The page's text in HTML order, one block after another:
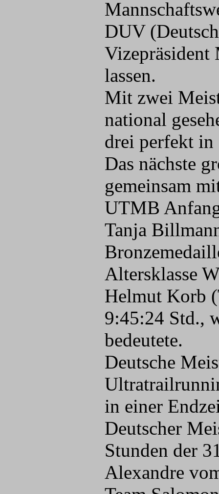
DUV
Vizepräsident
lassen.
Mit zwei
national
drei perfekt in
Das nächste
gemeinsam
UTMB
Tanja
Altersklasse
Helmut Korb
9:45:24 Std.,
bedeutete.
Deutsche
in einer
Deutscher
Stunden der
Alexandre